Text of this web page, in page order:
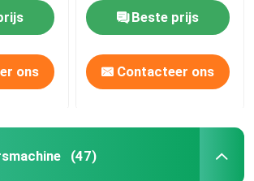
ons
Beste prijs
Contacteer ons
(47)